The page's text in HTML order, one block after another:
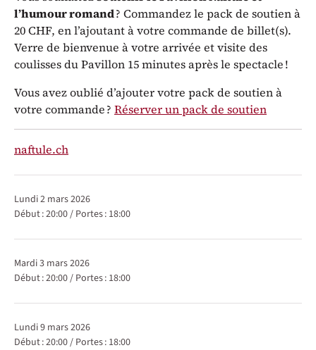
l’humour romand? Commandez le pack de soutien à
20 CHF, en l’ajoutant à votre commande de billet(s).
Verre de bienvenue à votre arrivée et visite des
coulisses du Pavillon 15 minutes après le spectacle !
Vous avez oublié d’ajouter votre pack de soutien à
votre commande ? Réserver un pack de soutien
naftule.ch
lundi 2 mars 2026
Début :20:00/ Portes : 18:00
mardi 3 mars 2026
Début :20:00/ Portes : 18:00
lundi 9 mars 2026
Début :20:00/ Portes : 18:00